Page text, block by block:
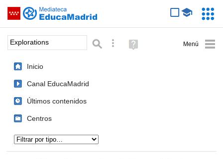
Saltar navegación
Palabra o frase: Búsqueda avanzada
Ayuda
(en
Inicio
Canal EducaMadrid
Últimos contenidos
Centros